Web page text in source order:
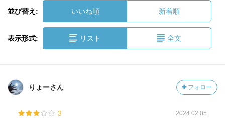
並び替え: いいね順 新着順
表示形式: リスト 全文
りょーさん フォロー
3 2024.02.05